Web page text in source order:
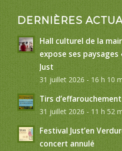
DERNIÈRES
Hall culturel de la
expose ses paysages
Just
31 juillet 2026 - 16 h 10
Tirs d’effarouchement
31 juillet 2026 - 11 h 52
Festival Just’en
concert annulé